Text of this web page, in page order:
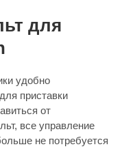
для
удобно
приставки
от
все управление
не потребуется